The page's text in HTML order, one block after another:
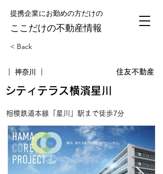
提携企業にお勤めの方だけの
​ここだけの不動産情報
< Back
｜ 神奈川 ｜ 住友不動産
シティテラス横濱星川
相模鉄道本線「星川」駅まで徒歩7分